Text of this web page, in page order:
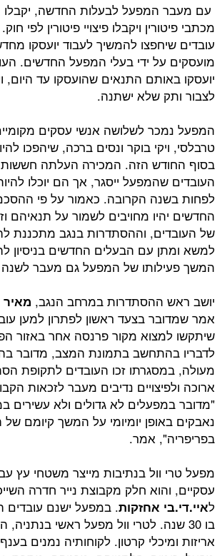
לבעלות החדשה, יקבלו העובדים
ויקבלו פיצויי פיטורין לפי חוק. לאחר מכן
להמשיך לעבוד יועסקו מחדש ויהיו
ידי בעלי המפעל החדשים. העובדים
התנאים שהועסקו עד היום, וימשיכו
שלא ישתנה.
לשלושה אנשי עסקים מקומיים, גבי
בוקר ונסים ברכה, שיהפכו להיות בעליו
הזה. המכירה העלתה חששות רבים בקרב
ייסגר, אך הם יוכלו להיות רגועים
הקרובה. כאמור על פי ההסכם, הבעלים
מחויבים לשמור על תנאיהם וזכויותיהם
וההסתדרות בנגב מתכננת להיכנס
עם הבעלים החדשים בניסיון להסדיר את
של המפעל גם מעבר לשנה הקרובה.
ההסתדרות במרחב הנגב,מאיר בביוף,
בצעד ראשון לפתרון למען עובדי המפעל,
מקור פרנסה אחר באזור הפריפריה.
בתמונת המצב, מדובר בהסכם
זכו העובדים לתקופת הסתגלות
נדיבים מעבר לזכאות הקבועה בחוק.
לא גדולים ולא עשירים במיוחד, ואנו
יומיומי על המשך קיומם של המפעלים
אמר.
בנתיבות מייצר משטחי עץ עבור לקוחות
חלק מקבוצת נייר חדרה השייכת
אחזקות. במפעל ישנם עובדים המועסקים
שנה. לטרי וול מפעל ראשי בנתניה, המייצר
קרטון. לקוחותיה נמנים בענף ההייטק,